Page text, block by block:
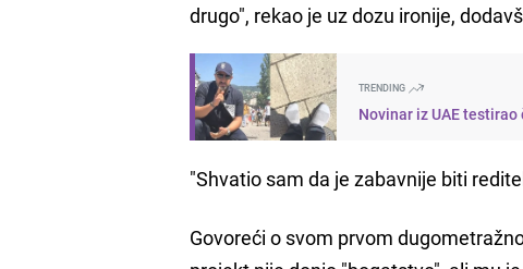
drugo", rekao je uz dozu ironije,
TRENDING
Novinar iz UAE
"Shvatio sam da je zabavnije biti
Govoreći o svom prvom